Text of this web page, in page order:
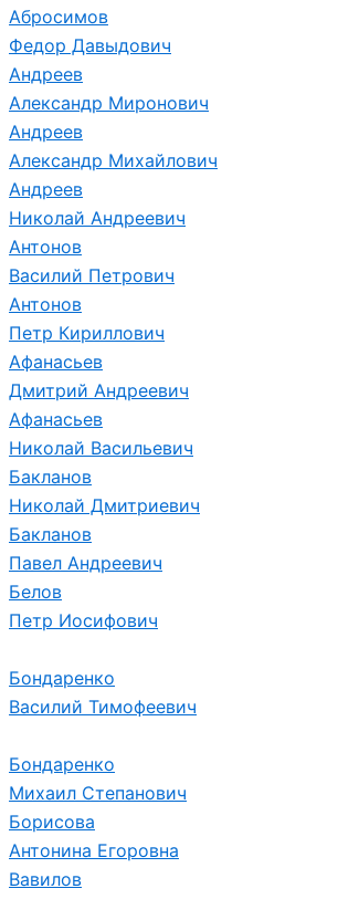
Абросимов
Федор Давыдович
Андреев
Александр Миронович
Андреев
Александр Михайлович
Андреев
Николай Андреевич
Антонов
Василий Петрович
Антонов
Петр Кириллович
Афанасьев
Дмитрий Андреевич
Афанасьев
Николай Васильевич
Бакланов
Николай Дмитриевич
Бакланов
Павел Андреевич
Белов
Петр Иосифович
Бондаренко
Василий Тимофеевич
Бондаренко
Михаил Степанович
Борисова
Антонина Егоровна
Вавилов